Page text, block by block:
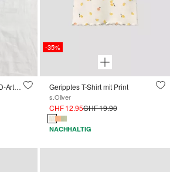
Unisex Langarmshirt mit 3D-Artwork
-35%
Geripptes T-Shirt mit Print
s.Oliver
CHF 12.95CHF 19.90
NACHHALTIG